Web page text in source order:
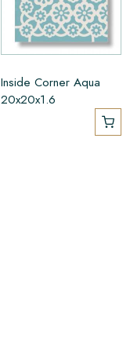
Inside Corner Aqua
20x20x1.6